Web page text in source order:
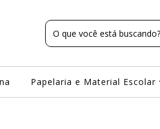
Papelaria e Material Escolar